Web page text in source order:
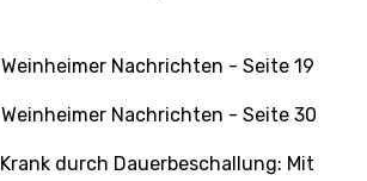
Weinheimer Nachrichten - Seite 19
Weinheimer Nachrichten - Seite 30
Krank durch Dauerbeschallung: Mit